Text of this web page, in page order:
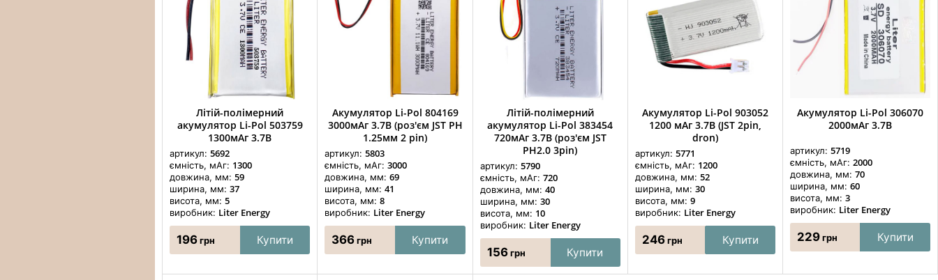
Літій-полімерний
акумулятор Li-Pol 503759
1300мАг 3.7В
артикул:5692
ємність, мАг: 1300
довжина, мм:59
ширина, мм:37
висота, мм:5
виробник: Liter Energy
196грн Купити
Акумулятор Li-Pol 804169
3000мАг 3.7В (роз'єм JST PH
1.25мм 2 pin)
артикул:5803
ємність, мАг:3000
довжина, мм:69
ширина, мм:41
висота, мм:8
виробник: Liter Energy
366грн Купити
Літій-полімерний
акумулятор Li-Pol 383454
720мАг 3.7В (роз'єм JST
PH2.0 3pin)
артикул: 5790
ємність, мАг: 720
довжина, мм: 40
ширина, мм: 30
висота, мм: 10
виробник: Liter Energy
156грн Купити
Акумулятор Li-Pol 903052
1200 мАг 3.7В (JST 2pin,
dron)
артикул: 5771
ємність, мАг: 1200
довжина, мм: 52
ширина, мм: 30
висота, мм: 9
виробник: Liter Energy
246грн Купити
Акумулятор Li-Pol 306070
2000мАг 3.7В
артикул: 5719
ємність, мАг: 2000
довжина, мм: 70
ширина, мм: 60
висота, мм: 3
виробник: Liter Energy
229грн Купити